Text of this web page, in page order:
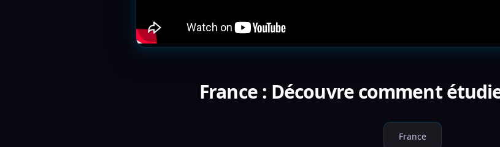
France : Découvre comment
France